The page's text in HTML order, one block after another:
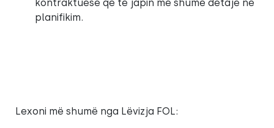
kontraktuese që të japin më shumë detaje në
planifikim.
Lexoni më shumë nga Lëvizja FOL: